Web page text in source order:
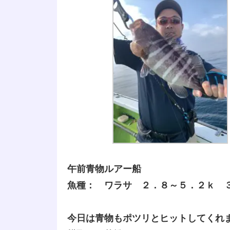
午前青物ルアー船
魚種： ワラサ ２．８～５．２ｋ
今日は青物もポツリとヒットしてくれ